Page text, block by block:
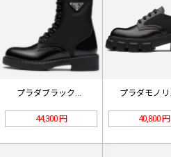
44,300 円 40,800 円